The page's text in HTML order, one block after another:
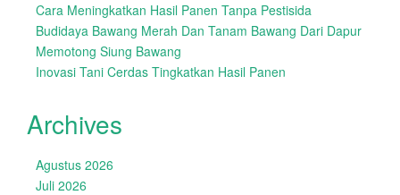
Cara Meningkatkan Hasil Panen Tanpa Pestisida
Budidaya Bawang Merah Dan Tanam Bawang Dari Dapur
Memotong Siung Bawang
Inovasi Tani Cerdas Tingkatkan Hasil Panen
Archives
Agustus 2026
Juli 2026